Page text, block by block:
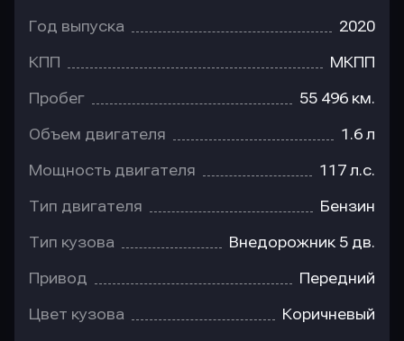
Год выпуска 2020
КПП МКПП
Пробег 55 496 км.
Объем двигателя 1.6 л
Мощность двигателя 117 л.с.
Тип двигателя Бензин
Тип кузова Внедорожник 5 дв.
Привод Передний
Цвет кузова Коричневый